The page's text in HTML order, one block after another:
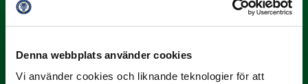
Denna webbplats använder cookies
Vi använder cookies och liknande teknologier för att
Rösta på Månadens Spelare i juni
Yttrar gör…